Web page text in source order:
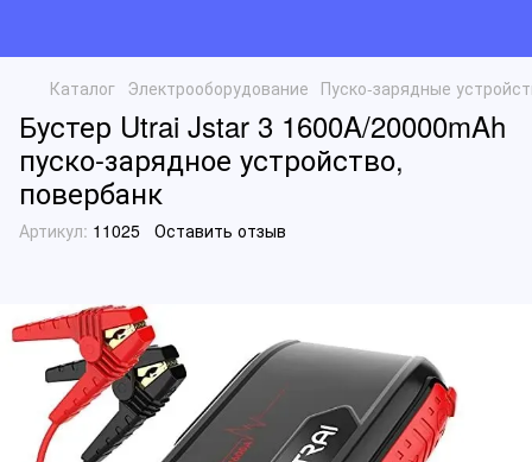
Каталог Электрооборудование Пуско-зарядные
Бустер Utrai Jstar 3 1600A/20000mAh
пуско-зарядное устройство,
повербанк
Артикул: 11025 Оставить отзыв